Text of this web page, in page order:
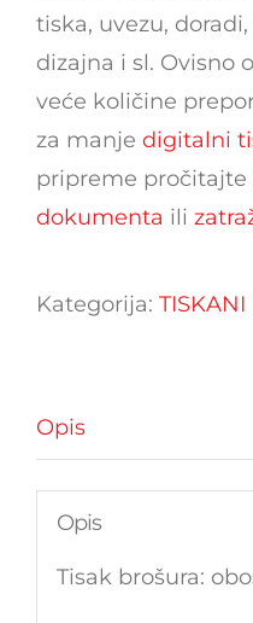
tiska, uvezu,
dizajna i sl. Ovisno
veće količine
za manje digitalni
pripreme pročitajte
dokumenta ili
Kategorija: TISKANI
Opis
Opis
Tisak brošura: